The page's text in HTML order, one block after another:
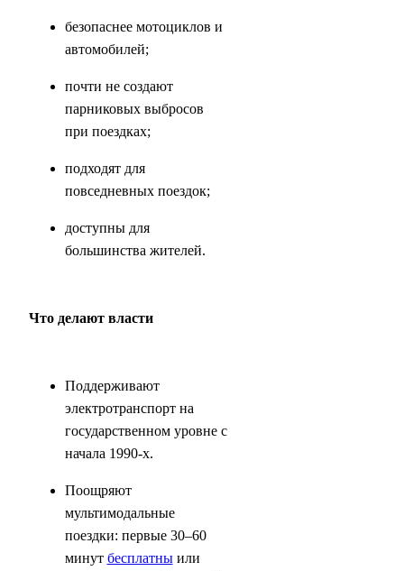
безопаснее мотоциклов и
автомобилей;
почти не создают
парниковых выбросов
при поездках;
подходят для
повседневных поездок;
доступны для
большинства жителей.
Что делают власти
Поддерживают
электротранспорт на
государственном уровне с
начала 1990-х.
Поощряют
мультимодальные
поездки: первые 30–60
минут бесплатныили